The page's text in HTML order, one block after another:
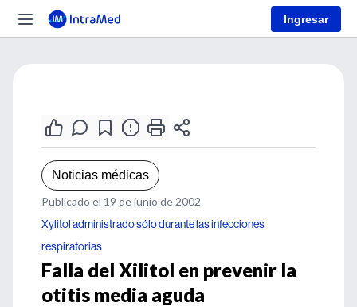
Ingresar
Noticias médicas
Publicado el 19 de junio de 2002
Xylitol administrado sólo durante las infecciones
respiratorias
Falla del Xilitol en prevenir la
otitis media aguda